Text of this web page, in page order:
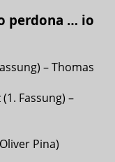
perdona … io
– Thomas
Fassung) –
Pina)